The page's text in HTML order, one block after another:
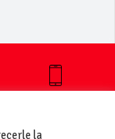
+34 627 35
la